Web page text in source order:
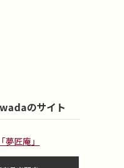
のサイト
匠庵」